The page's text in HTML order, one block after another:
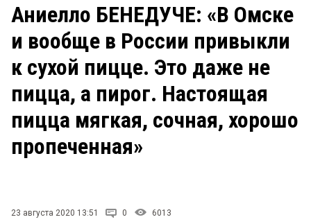
ЗАКОН
НОВОСТИ КОМПАНИЙ
СТИЛЬ ЖИЗНИ
Рейтинги
Блоги
Архив
Аниелло БЕНЕДУЧЕ: «В Омске
и вообще в России привыкли
к сухой пицце. Это даже не
пицца, а пирог. Настоящая
пицца мягкая, сочная, хорошо
пропеченная»
23 августа 2020 13:51 0 6013